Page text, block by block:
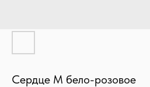
Сердце М бело-розовое